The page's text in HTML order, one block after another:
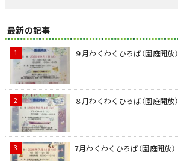
最新の記事
９月わくわくひろば（園庭開放）
８月わくわくひろば（園庭開放）
7月わくわくひろば（園庭開放）